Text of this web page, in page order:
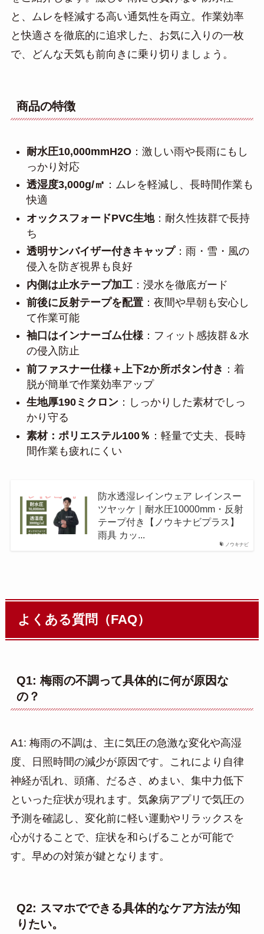
と、ムレを軽減する高い通気性を両立。作業効率
と快適さを徹底的に追求した、お気に入りの一枚
で、どんな天気も前向きに乗り切りましょう。
商品の特徴
耐水圧10,000mmH2O：激しい雨や長雨にもし
っかり対応
透湿度3,000g/㎡ ：ムレを軽減し、長時間作業も
快適
オックスフォードPVC生地：耐久性抜群で長持
ち
透明サンバイザー付きキャップ：雨・雪・風の
侵入を防ぎ視界も良好
内側は止水テープ加工：浸水を徹底ガード
前後に反射テープを配置：夜間や早朝も安心し
て作業可能
袖口はインナーゴム仕様：フィット感抜群＆水
の侵入防止
前ファスナー仕様＋上下2か所ボタン付き ：着
脱が簡単で作業効率アップ
生地厚190ミクロン：しっかりした素材でしっ
かり守る
素材：ポリエステル100％ ：軽量で丈夫、長時
間作業も疲れにくい
ノウキナビ
防水透湿レインウェア レインスー
ツヤッケ｜耐水圧10000mm・反射
テープ付き【ノウキナビプラス】
雨具 カッ...
よくある質問（FAQ）
Q1: 梅雨の不調って具体的に何が原因な
の？
A1: 梅雨の不調は、主に気圧の急激な変化や高湿
度、日照時間の減少が原因です。これにより自律
神経が乱れ、頭痛、だるさ、めまい、集中力低下
といった症状が現れます。気象病アプリで気圧の
予測を確認し、変化前に軽い運動やリラックスを
心がけることで、症状を和らげることが可能で
す。早めの対策が鍵となります。
Q2: スマホでできる具体的なケア方法が知
りたい。